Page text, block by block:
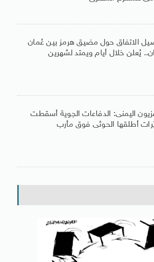
الاتفاق حول مضيق هرمز بين عُمان
يُعلن خلال أيام ويمتد لشهرين
اليمنى: الدفاعات الجوية أسقطت
أطلقها الحوثى فوق مأرب